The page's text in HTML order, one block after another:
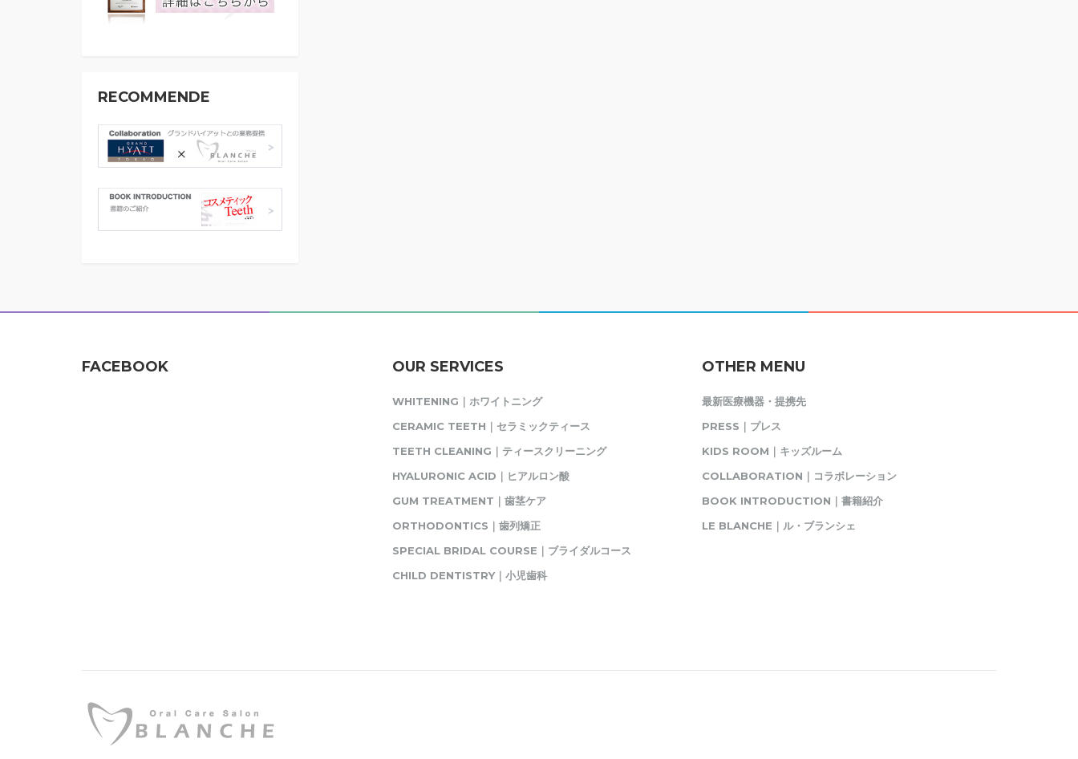
RECOMMENDE
FACEBOOK OUR SERVICES
WHITENING｜ホワイトニング
CERAMIC TEETH｜セラミックティース
TEETH CLEANING｜ティースクリーニング
HYALURONIC ACID｜ヒアルロン酸
GUM TREATMENT｜歯茎ケア
ORTHODONTICS｜歯列矯正
SPECIAL BRIDAL COURSE｜ブライダルコース
CHILD DENTISTRY｜小児歯科
OTHER MENU
最新医療機器・提携先
PRESS｜プレス
KIDS ROOM｜キッズルーム
COLLABORATION｜コラボレーション
BOOK INTRODUCTION｜書籍紹介
LE BLANCHE｜ル・ブランシェ